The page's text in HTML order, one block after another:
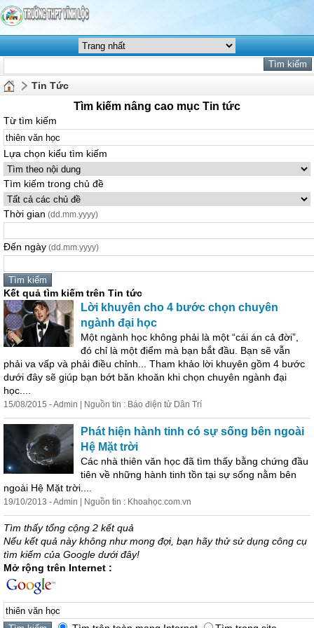
Tin Tức
Tìm kiếm nâng cao mục Tin tức
Từ tìm kiếm
Lựa chọn kiểu tìm kiếm
Tìm kiếm trong chủ đề
Thời gian (dd.mm.yyyy)
Đến ngày (dd.mm.yyyy)
Kết quả tìm kiếm trên Tin tức
Lời khuyên cho 4 bước chọn chuyên
ngành đại học
Một ngành học không phải là một “cái án cả đời”,
đó chỉ là một điểm mà bạn bắt đầu. Bạn sẽ vẫn
phải va vấp và phải điều chỉnh... Tham khảo lời khuyên gồm 4 bước
dưới đây sẽ giúp bạn bớt băn khoăn khi chọn chuyên ngành đại
học
15/08/2015 - Admin | Nguồn tin : Báo điện tử Dân Trí
Phát hiện hành tinh có sự sống bên ngoài
Hệ Mặt trời
Các nhà thiên văn học đã tìm thấy bằng chứng đầu
tiên về những hành tinh tồn tại sự sống nằm bên
ngoài Hệ Mặt trời....
19/10/2013 - Admin | Nguồn tin : Khoahọc.com.vn
Tìm thấy tổng cộng 2 kết quả
Nếu kết quả này không như mong đợi, bạn hãy thử sử dụng công cụ
tìm kiếm của Google dưới đây!
Mở rộng trên Internet :